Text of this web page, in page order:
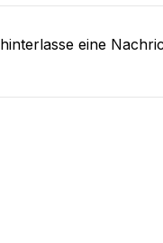
hinterlasse eine